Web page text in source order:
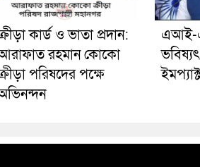
কার্ড ও ভাতা প্রদান:
রহমান কোকো
পরিষদের পক্ষে
এআই-